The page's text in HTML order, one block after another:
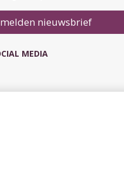
nieuwsbrief
MEDIA